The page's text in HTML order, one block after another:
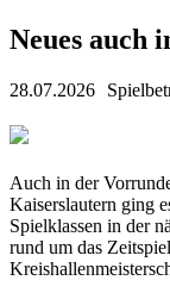
Neues auch
28.07.2026
Auch in der
Kaiserslautern ging
Spielklassen in der
rund um das